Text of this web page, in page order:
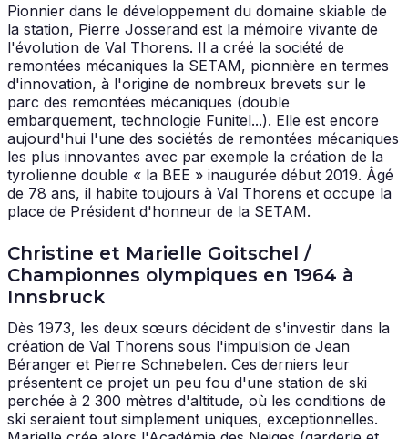
Pionnier dans le développement du domaine skiable de
la station, Pierre Josserand est la mémoire vivante de
l'évolution de Val Thorens. Il a créé la société de
remontées mécaniques la SETAM, pionnière en termes
d'innovation, à l'origine de nombreux brevets sur le
parc des remontées mécaniques (double
embarquement, technologie Funitel...). Elle est encore
aujourd'hui l'une des sociétés de remontées mécaniques
les plus innovantes avec par exemple la création de la
tyrolienne double « la BEE » inaugurée début 2019. Âgé
de 78 ans, il habite toujours à Val Thorens et occupe la
place de Président d'honneur de la SETAM.
Christine et Marielle Goitschel /
Championnes olympiques en 1964 à
Innsbruck
Dès 1973, les deux sœurs décident de s'investir dans la
création de Val Thorens sous l'impulsion de Jean
Béranger et Pierre Schnebelen. Ces derniers leur
présentent ce projet un peu fou d'une station de ski
perchée à 2 300 mètres d'altitude, où les conditions de
ski seraient tout simplement uniques, exceptionnelles.